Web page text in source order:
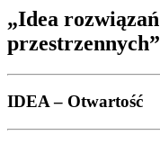
„Idea
przestrzennych”
IDEA – Otwartość